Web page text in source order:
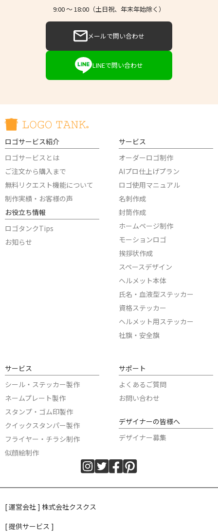
9:00 〜 18:00（土日祝、年末年始除く）
メールで問い合わせ
LINEで問い合わせ
ロゴサービス紹介
ロゴサービスとは
ご注文から購入まで
無料リクエスト機能について
制作実績・お客様の声
お役立ち情報
ロゴタンクTips
お知らせ
サービス
オーダーロゴ制作
AIプロ仕上げプラン
ロゴ使用マニュアル
名刺作成
封筒作成
ホームページ制作
モーションロゴ
挨拶状作成
スペースデザイン
ヘルメット本体
氏名・血液型ステッカー
資格ステッカー
ヘルメット用ステッカー
社旗・安全旗
サービス
シール・ステッカー製作
ネームプレート製作
スタンプ・ゴム印製作
クイックスタンパー製作
フライヤー・チラシ制作
似顔絵制作
サポート
よくあるご質問
お問い合わせ
デザイナーの皆様へ
デザイナー募集
[ 運営会社 ] 株式会社クスクス
[ 提供サービス ]